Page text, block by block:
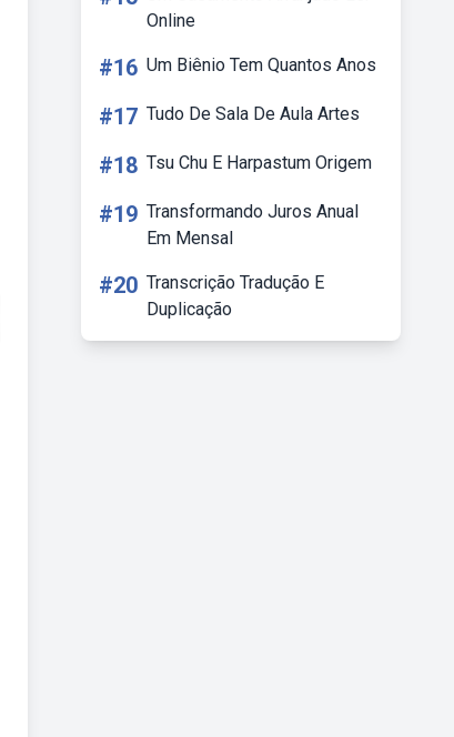
Online
#16 Um Biênio Tem Quantos Anos
#17 Tudo De Sala De Aula Artes
#18 Tsu Chu E Harpastum Origem
#19 Transformando Juros Anual
Em Mensal
#20 Transcrição Tradução E
Duplicação